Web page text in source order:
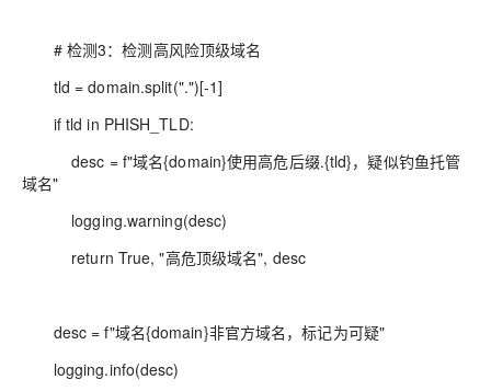
# 检测3：检测高风险顶级域名
tld = domain.split(".")[-1]
if tld in PHISH_TLD:
desc = f"域名{domain}使用高危后缀.{tld}，疑似钓鱼托管
域名"
logging.warning(desc)
return True, "高危顶级域名", desc
desc = f"域名{domain}非官方域名，标记为可疑"
logging.info(desc)